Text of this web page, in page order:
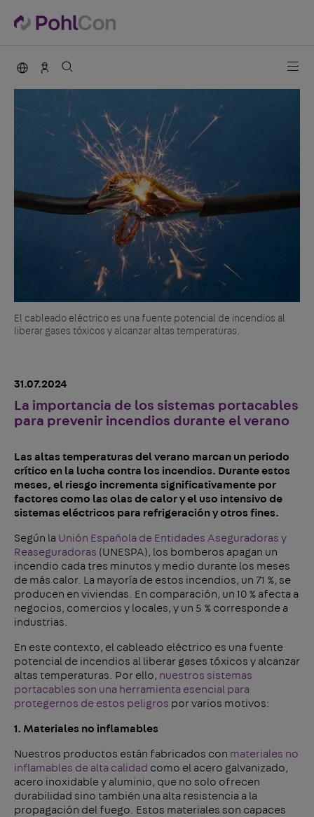
PohlCon international
Vertrieb Deutschland
El cableado eléctrico es una fuente potencial de incendios al
liberar gases tóxicos y alcanzar altas temperaturas.
31.07.2024
La importancia de los sistemas portacables
para prevenir incendios durante el verano
Las altas temperaturas del verano marcan un periodo
crítico en la lucha contra los incendios. Durante estos
meses, el riesgo incrementa significativamente por
factores como las olas de calor y el uso intensivo de
sistemas eléctricos para refrigeración y otros fines.
Según la Unión Española de Entidades Aseguradoras y
Reaseguradoras (UNESPA), los bomberos apagan un
incendio cada tres minutos y medio durante los meses
de más calor. La mayoría de estos incendios, un 71 %, se
producen en viviendas. En comparación, un 10 % afecta a
negocios, comercios y locales, y un 5 % corresponde a
industrias.
En este contexto, el cableado eléctrico es una fuente
potencial de incendios al liberar gases tóxicos y alcanzar
altas temperaturas. Por ello, nuestros sistemas
portacables son una herramienta esencial para
protegernos de estos peligros por varios motivos:
1. Materiales no inflamables
Nuestros productos están fabricados con materiales no
inflamables de alta calidad como el acero galvanizado,
acero inoxidable y aluminio, que no solo ofrecen
durabilidad sino también una alta resistencia a la
propagación del fuego. Estos materiales son capaces